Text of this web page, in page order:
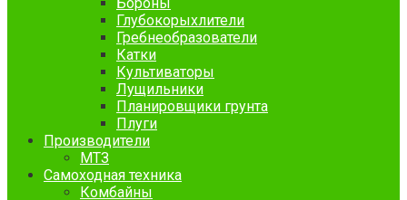
Глубокорыхлители
Гребнеобразователи
Катки
Культиваторы
Лущильники
Планировщики грунта
Плуги
Производители
МТЗ
Самоходная техника
Комбайны